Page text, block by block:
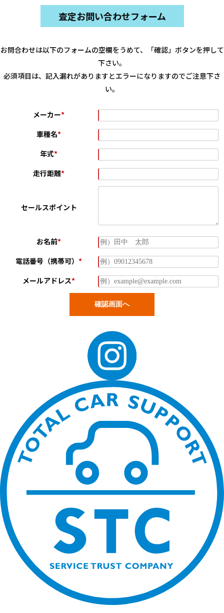
査定お問い合わせフォーム
お問合わせは以下のフォームの空欄をうめて、「確認」ボタンを押して
下さい。
必須項目は、記入漏れがありますとエラーになりますのでご注意下さ
い。
メーカー*
車種名*
年式*
走行距離*
セールスポイント
お名前*
電話番号（携帯可） *
メールアドレス*